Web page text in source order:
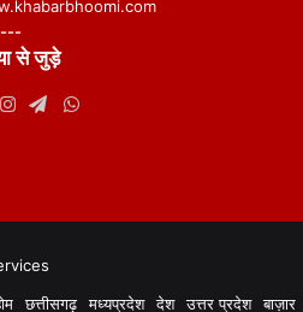
से जुड़े
छत्तीसगढ़ मध्यप्रदेश देश उत्तर प्रदेश बाज़ार